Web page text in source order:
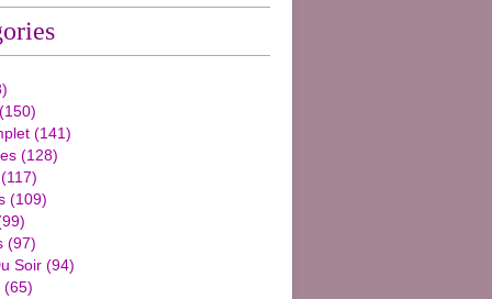
(150)
(141)
(128)
(117)
(109)
(97)
Soir (94)
(65)